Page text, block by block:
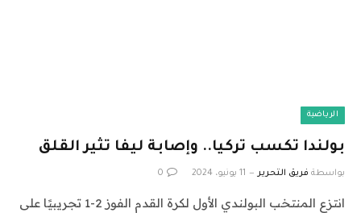
الرياضية
بولندا تكسب تركيا.. وإصابة ليفا تثير القلق
بواسطة فريق التحرير 11 يونيو، 2024 0
انتزع المنتخب البولندي الأول لكرة القدم الفوز 2-1 تجريبيًا على